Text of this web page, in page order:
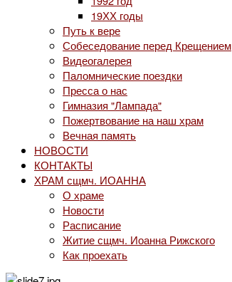
19ХХ годы
Путь к вере
Собеседование перед Крещением
Видеогалерея
Паломнические поездки
Пресса о нас
Гимназия "Лампада"
Пожертвование на наш храм
Вечная память
НОВОСТИ
КОНТАКТЫ
ХРАМ сщмч. ИОАННА
О храме
Новости
Расписание
Житие сщмч. Иоанна Рижского
Как проехать